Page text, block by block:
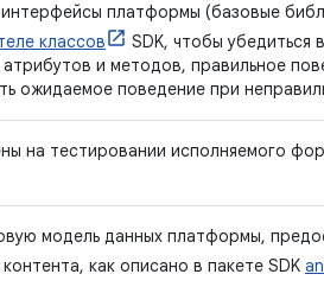
платформы (базовые
классов
SDK, чтобы убедиться
атрибутов и методов, правильное
ожидаемое поведение при
на тестировании исполняемого
модель данных платформы,
как описано в пакете SDK